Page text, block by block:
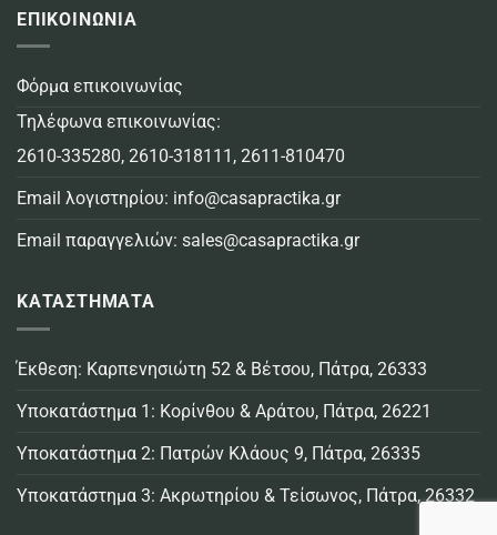
ΕΠΙΚΟΙΝΩΝΙΑ
Φόρμα επικοινωνίας
Τηλέφωνα επικοινωνίας:
2610-335280, 2610-318111 , 2611-810470
Email λογιστηρίου: info@casapractika.gr
Email παραγγελιών: sales@casapractika.gr
ΚΑΤΑΣΤΗΜΑΤΑ
Έκθεση: Καρπενησιώτη 52 & Βέτσου, Πάτρα, 26333
Υποκατάστημα 1: Κορίνθου & Αράτου, Πάτρα, 26221
Υποκατάστημα 2: Πατρών Κλάους 9, Πάτρα, 26335
Υποκατάστημα 3: Ακρωτηρίου & Τείσωνος, Πάτρα, 26332